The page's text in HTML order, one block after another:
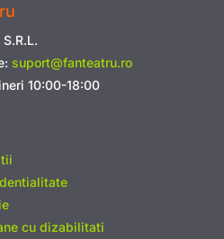
suport@fanteatru.ro
10:00-18:00
cu dizabilitati